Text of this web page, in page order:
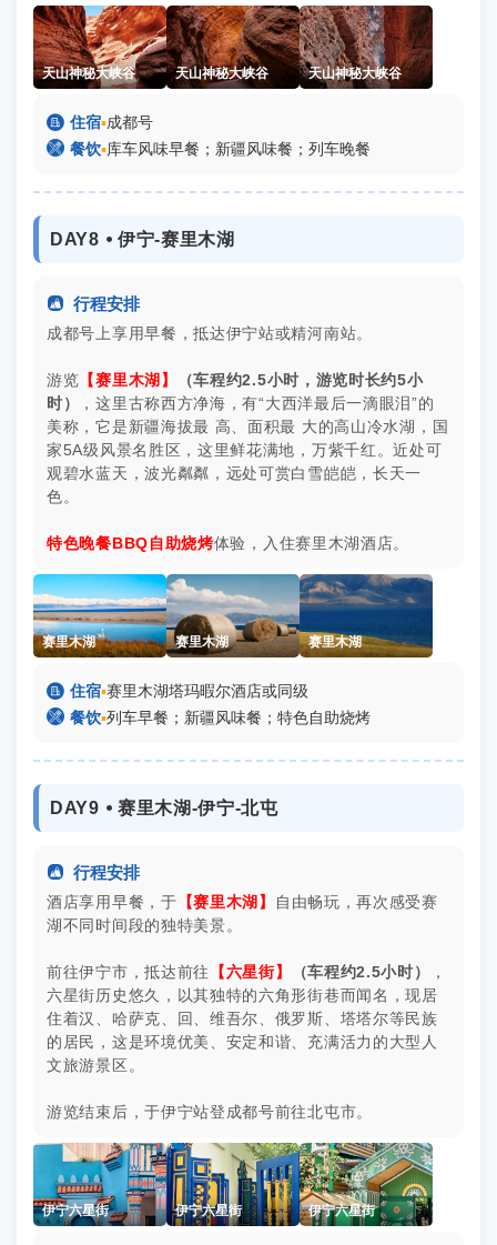
天山神秘大峡谷 天山神秘大峡谷 天山神秘大峡谷
 住宿▪成都号
 餐饮▪库车风味早餐；新疆风味餐；列车晚餐
DAY8 ⦁ 伊宁-赛里木湖
 行程安排
成都号上享用早餐，抵达伊宁站或精河南站。
游览 【赛里木湖】
（车程约2.5小时，游览时长约5小
时）
，这里古称西方净海，有“大西洋最后一滴眼泪”的
美称，它是新疆海拔最 高、面积最 大的高山冷水湖，国
家5A级风景名胜区，这里鲜花满地，万紫千红。近处可
观碧水蓝天，波光粼粼，远处可赏白雪皑皑，长天一
色。
特色晚餐BBQ自助烧烤体验，入住赛里木湖酒店。
赛里木湖 赛里木湖 赛里木湖
 住宿▪赛里木湖塔玛暇尔酒店或同级
 餐饮▪列车早餐；新疆风味餐；特色自助烧烤
DAY9 ⦁ 赛里木湖-伊宁-北屯
 行程安排
酒店享用早餐，于 【赛里木湖】
自由畅玩，再次感受赛
湖不同时间段的独特美景。
前往伊宁市，抵达前往 【六星街】 （车程约2.5小时）
，
六星街历史悠久，以其独特的六角形街巷而闻名，现居
住着汉、哈萨克、回、维吾尔、俄罗斯、塔塔尔等民族
的居民，这是环境优美、安定和谐、充满活力的大型人
文旅游景区。
游览结束后，于伊宁站登成都号前往北屯市。
伊宁六星街 伊宁六星街 伊宁六星街